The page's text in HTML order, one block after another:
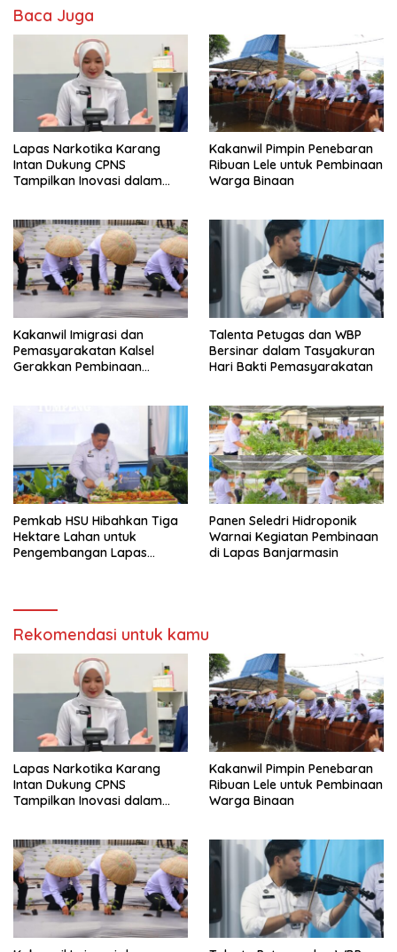
Baca Juga
Lapas Narkotika Karang
Intan Dukung CPNS
Tampilkan Inovasi dalam
Kakanwil Pimpin Penebaran
Ribuan Lele untuk Pembinaan
Warga Binaan
Kakanwil Imigrasi dan
Pemasyarakatan Kalsel
Gerakkan Pembinaan
Talenta Petugas dan WBP
Bersinar dalam Tasyakuran
Hari Bakti Pemasyarakatan
Pemkab HSU Hibahkan Tiga
Hektare Lahan untuk
Pengembangan Lapas
Panen Seledri Hidroponik
Warnai Kegiatan Pembinaan
di Lapas Banjarmasin
Rekomendasi untuk kamu
Lapas Narkotika Karang
Intan Dukung CPNS
Tampilkan Inovasi dalam
Kakanwil Pimpin Penebaran
Ribuan Lele untuk Pembinaan
Warga Binaan